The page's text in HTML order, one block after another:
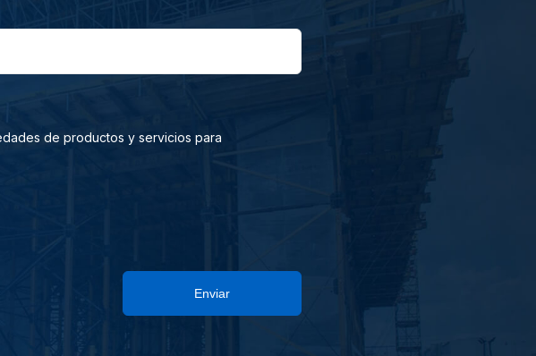
de productos y servicios para
Enviar